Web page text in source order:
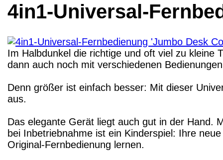
4in1-Universal-
Im Halbdunkel die richtige und oft viel zu kleine
dann auch noch mit verschiedenen
Denn größer ist einfach besser: Mit dieser
aus.
Das elegante Gerät liegt auch gut in der Hand.
bei Inbetriebnahme ist ein Kinderspiel: Ihre
Original-Fernbedienung lernen.